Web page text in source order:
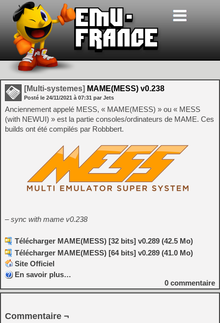
[Multi-systemes] MAME(MESS) v0.238
Posté le 24/11/2021 à 07:31 par Jets
Anciennement appelé MESS, « MAME(MESS) » ou « MESS
(with NEWUI) » est la partie consoles/ordinateurs de MAME. Ces
builds ont été compilés par Robbbert.
– sync with mame v0.238
Télécharger MAME(MESS) [32 bits] v0.289 (42.5 Mo)
Télécharger MAME(MESS) [64 bits] v0.289 (41.0 Mo)
Site Officiel
En savoir plus…
0 commentaire
Commentaire ¬